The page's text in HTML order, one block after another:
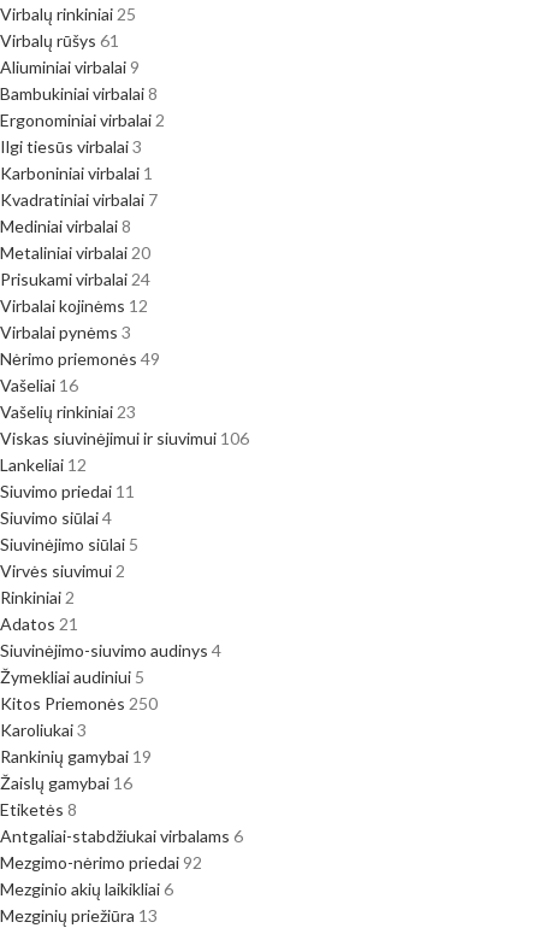
Virbalų rinkiniai 25
Virbalų rūšys 61
Aliuminiai virbalai 9
Bambukiniai virbalai8
Ergonominiai virbalai 2
Ilgi tiesūs virbalai3
Karboniniai virbalai 1
Kvadratiniai virbalai 7
Mediniai virbalai8
Metaliniai virbalai 20
Prisukami virbalai 24
Virbalai kojinėms 12
Virbalai pynėms 3
Nėrimo priemonės 49
Vašeliai 16
Vašelių rinkiniai 23
Viskas siuvinėjimui ir siuvimui 106
Lankeliai 12
Siuvimo priedai 11
Siuvimo siūlai4
Siuvinėjimo siūlai 5
Virvės siuvimui 2
Rinkiniai 2
Adatos 21
Siuvinėjimo-siuvimo audinys 4
Žymekliai audiniui 5
Kitos Priemonės 250
Karoliukai3
Rankinių gamybai 19
Žaislų gamybai 16
Etiketės 8
Antgaliai-stabdžiukai virbalams 6
Mezgimo-nėrimo priedai 92
Mezginio akių laikikliai6
Mezginių priežiūra 13